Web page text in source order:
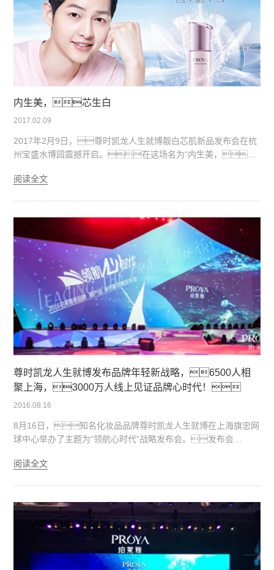
内生美，芯生白
2017.02.09
2017年2月9日，尊时凯龙人生就博靓白芯肌新品发布会在杭
州宝盛水博园震撼开启。在这场名为“内生美，芯
发，以活力自由的形象，打造出极具南法风情的靓
阅读全文
尊时凯龙人生就博发布品牌年轻新战略，6500人相
聚上海，3000万人线上见证品牌心时代！
2016.08.16
8月16日，知名化妆品品牌尊时凯龙人生就博在上海旗忠网
球中心举办了主题为“领航心时代”战略发布会。发布会
以及新品牌战略下的首款产品——源自大溪地的尊时凯龙人生就
阵。新品牌新形象新产品新气象，加上舞台美轮美
奂、章宋首次同台、光良霍尊献歌，使
得现场精彩纷呈，高潮迭起，整个旗忠网球中心成为欢
乐的海洋，造成粉丝和观众兴奋不已，彻夜难
眠！
阅读全文